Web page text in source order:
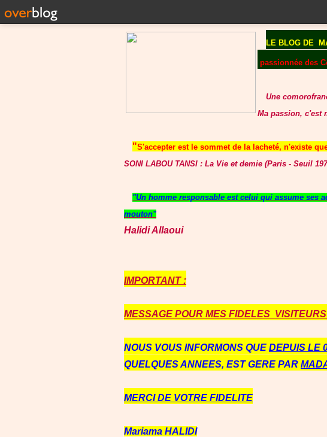
LE BLOG DE
passionnée des
Une
Ma passion, c'est
"S'accepter est le sommet de la lacheté, n'existe
SONI LABOU TANSI : La Vie et demie (Paris - Seuil
"Un homme responsable est celui qui assume ses
mouton"
Halidi Allaoui
IMPORTANT :
MESSAGE POUR MES FIDELES
NOUS VOUS INFORMONS QUE DEPUIS LE
QUELQUES ANNEES, EST GERE PAR
MERCI DE VOTRE FIDELITE
Mariama HALIDI